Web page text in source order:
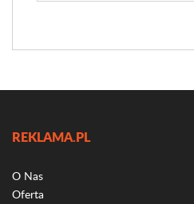
REKLAMA.PL
O Nas
Oferta